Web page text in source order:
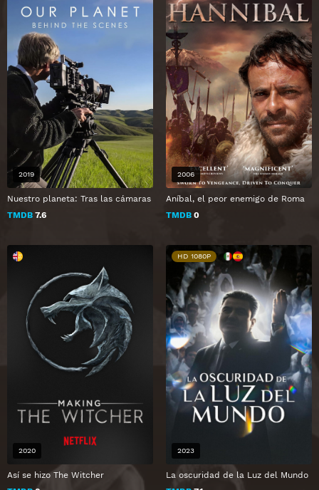
Nuestro planeta: Tras las cámaras
TMDB 7.6
2019
Aníbal, el peor enemigo de Roma
TMDB 0
2006
Así se hizo The Witcher
2020
La oscuridad de la Luz del Mundo
HD 1080P
2023